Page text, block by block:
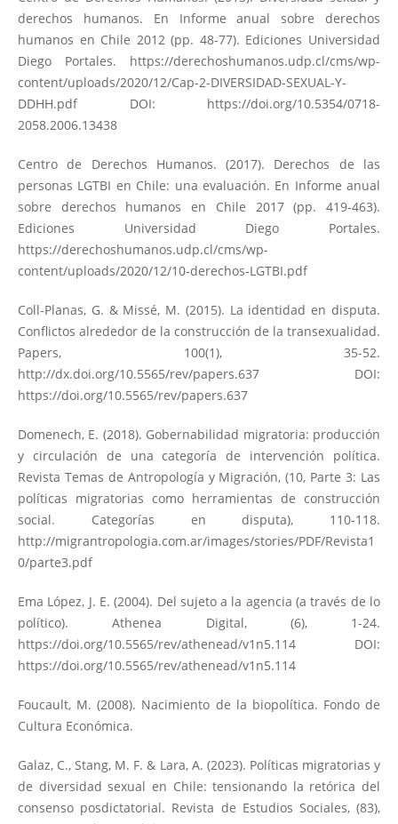
derechos humanos. En Informe anual sobre derechos
humanos en Chile 2012 (pp. 48-77). Ediciones Universidad
Diego Portales. https://derechoshumanos.udp.cl/cms/wp-
content/uploads/2020/12/Cap-2-DIVERSIDAD-SEXUAL-Y-
DDHH.pdfDOI: https://doi.org/10.5354/0718-
2058.2006.13438
Centro de Derechos Humanos. (2017). Derechos de las
personas LGTBI en Chile: una evaluación. En Informe anual
sobre derechos humanos en Chile 2017 (pp. 419-463).
Ediciones Universidad Diego Portales.
https://derechoshumanos.udp.cl/cms/wp-
content/uploads/2020/12/10-derechos-LGTBI.pdf
Coll-Planas, G. & Missé, M. (2015). La identidad en disputa.
Conflictos alrededor de la construcción de la transexualidad.
Papers, 100(1), 35-52.
http://dx.doi.org/10.5565/rev/papers.637DOI:
https://doi.org/10.5565/rev/papers.637
Domenech, E. (2018). Gobernabilidad migratoria: producción
y circulación de una categoría de intervención política.
Revista Temas de Antropología y Migración, (10, Parte 3: Las
políticas migratorias como herramientas de construcción
social. Categorías en disputa), 110-118.
http://migrantropologia.com.ar/images/stories/PDF/Revista1
0/parte3.pdf
Ema López, J. E. (2004). Del sujeto a la agencia (a través de lo
político). Athenea Digital, (6), 1-24.
https://doi.org/10.5565/rev/athenead/v1n5.114DOI:
https://doi.org/10.5565/rev/athenead/v1n5.114
Foucault, M. (2008). Nacimiento de la biopolítica. Fondo de
Cultura Económica.
Galaz, C., Stang, M. F. & Lara, A. (2023). Políticas migratorias y
de diversidad sexual en Chile: tensionando la retórica del
consenso posdictatorial. Revista de Estudios Sociales, (83),